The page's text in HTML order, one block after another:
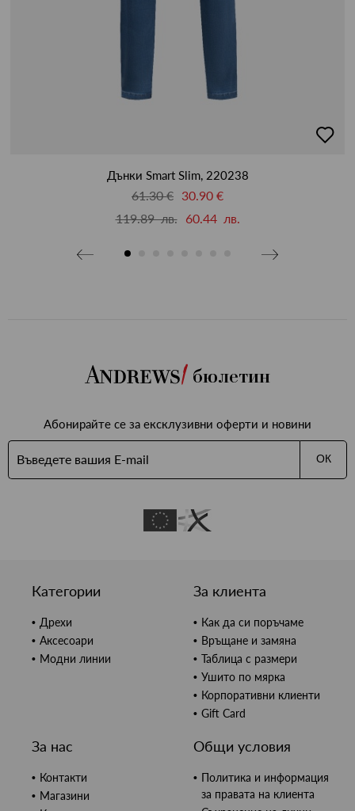
в
Дънки Smart Slim, 220238
61.30 € 30.90 €
119.89 лв.
60.44 лв.
бюлетин
Абонирайте се за ексклузивни оферти и новини
ОК
Категории
Дрехи
Аксесоари
Модни линии
За клиента
Как да си поръчаме
Връщане и замяна
Таблица с размери
Ушито по мярка
Корпоративни клиенти
Gift Card
За нас
Контакти
Магазини
Общи условия
Политика и информация
за правата на клиента